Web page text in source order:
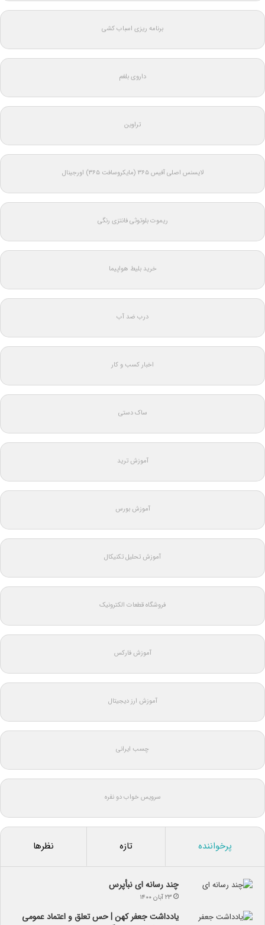
برنامه ریزی اسباب کشی
داروی بلغم
تراوین
لایسنس اصلی آفیس ۳۶۵ (مایکروسافت ۳۶۵) اورجینال
ریموت بلوتوثی فانتزی رنگی
خرید بلیط هواپیما
درب ضد آب
اخبار کسب و کار
ساک دستی
آموزش ترید
آموزش بورس
آموزش تحلیل تکنیکال
فروشگاه قطعات الکترونیک
آموزش فارکس
آموزش ارز دیجیتال
چسب ایرانی
سرویس خواب دو نفره
پرخواننده تازه نظرها
چند رسانه ای نبأپرس
۲۳ آبان ۱۴۰۰
یادداشت جعفر کهن | حس تعلق و اعتماد عمومی